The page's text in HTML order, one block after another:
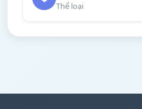
Thể loại